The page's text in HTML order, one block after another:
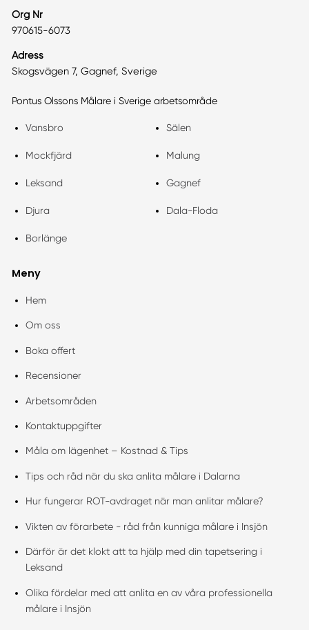
Org Nr
970615-6073
Adress
Skogsvägen 7, Gagnef, Sverige
Pontus Olssons Målare i Sverige arbetsområde
Vansbro Sälen
Mockfjärd Malung
Leksand Gagnef
Djura Dala-Floda
Borlänge
Meny
Hem
Om oss
Boka offert
Recensioner
Arbetsområden
Kontaktuppgifter
Måla om lägenhet – Kostnad & Tips
Tips och råd när du ska anlita målare i Dalarna
Hur fungerar ROT-avdraget när man anlitar målare?
Vikten av förarbete - råd från kunniga målare i Insjön
Därför är det klokt att ta hjälp med din tapetsering i
Leksand
Olika fördelar med att anlita en av våra professionella
målare i Insjön